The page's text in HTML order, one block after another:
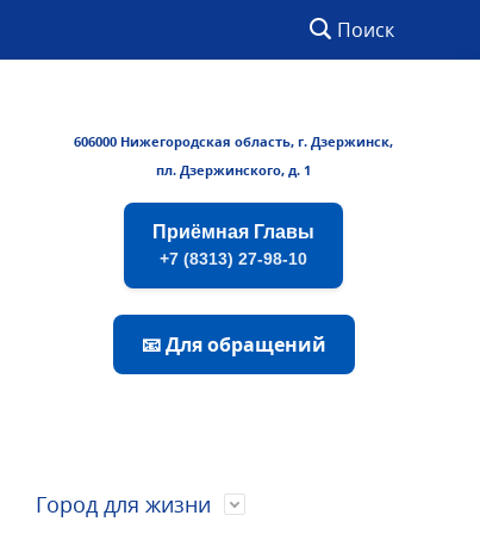
Поиск
606000 Нижегородская область, г. Дзержинск,
пл. Дзержинского, д. 1
Приёмная Главы
+7 (8313) 27-98-10
📧 Для обращений
Город для жизни